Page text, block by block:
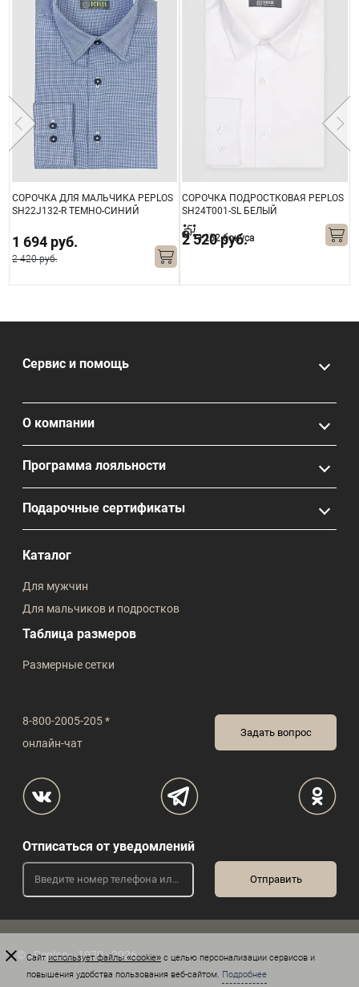
СОРОЧКА ДЛЯ МАЛЬЧИКА PEPLOS
SH22J132-R ТЕМНО-СИНИЙ
1 694 руб.
2 420 руб.
СОРОЧКА ПОДРОСТКОВАЯ PEPLOS
SH24T001-SL БЕЛЫЙ
2 520 руб.
+252 бонуса
8-800-2005-205 *
онлайн-чат
Задать вопрос
Сервис и помощь
О компании
Программа лояльности
Подарочные сертификаты
Каталог
Для мужчин
Для мальчиков и подростков
Таблица размеров
Размерные сетки
Отписаться от уведомлений
© «Peplos», 1970 - 2026
Сайтиспользует файлы «cookie» с целью персонализации сервисов и
повышения удобства пользования веб-сайтом. Подробнее